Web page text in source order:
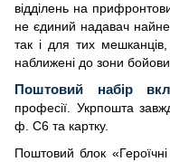
відділень на
не єдиний надавач
так і для тих мешканців,
наближені до зони
Поштовий набір
професії. Укрпошта
ф. С6 та картку.
Поштовий блок